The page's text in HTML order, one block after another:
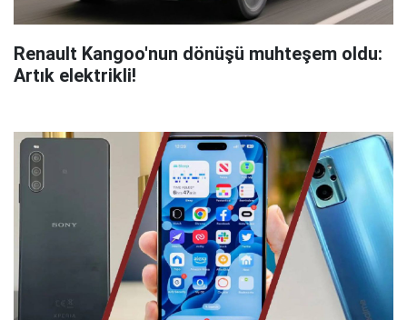
Renault Kangoo'nun dönüşü muhteşem oldu:
Artık elektrikli!